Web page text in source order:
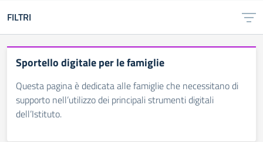
FILTRI
Sportello digitale per le famiglie
Questa pagina è dedicata alle famiglie che necessitano di
supporto nell’utilizzo dei principali strumenti digitali
dell’Istituto.